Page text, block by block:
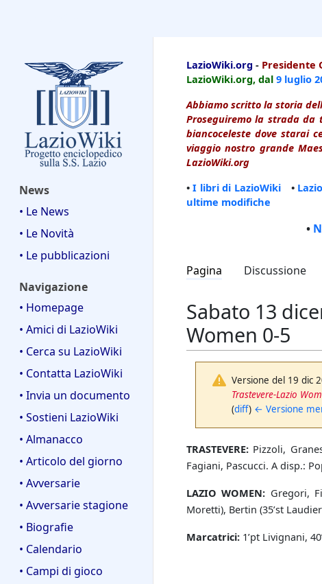
News
• Le News
• Le Novità
• Le pubblicazioni
Navigazione
• Homepage
• Amici di LazioWiki
• Cerca su LazioWiki
• Contatta LazioWiki
• Invia un documento
• Sostieni LazioWiki
• Almanacco
• Articolo del giorno
• Avversarie
• Avversarie stagione
• Biografie
• Calendario
• Campi di gioco
LazioWiki.org - Presidente
LazioWiki.org, dal 9 luglio
Abbiamo scritto la storia
Proseguiremo la strada
biancoceleste dove starai
viaggio nostro grande
LazioWiki.org
•I libri di LazioWiki•
ultime modifiche
•
Pagina Discussione
Sabato 13
Women 0-5
Versione del 19 dic
Trastevere-Lazio
(diff) ← Versione
TRASTEVERE: Pizzoli,
Fagiani, Pascucci. A disp.:
LAZIO WOMEN: Gregori,
Moretti), Bertin (35’st
Marcatrici: 1’pt Livignani,